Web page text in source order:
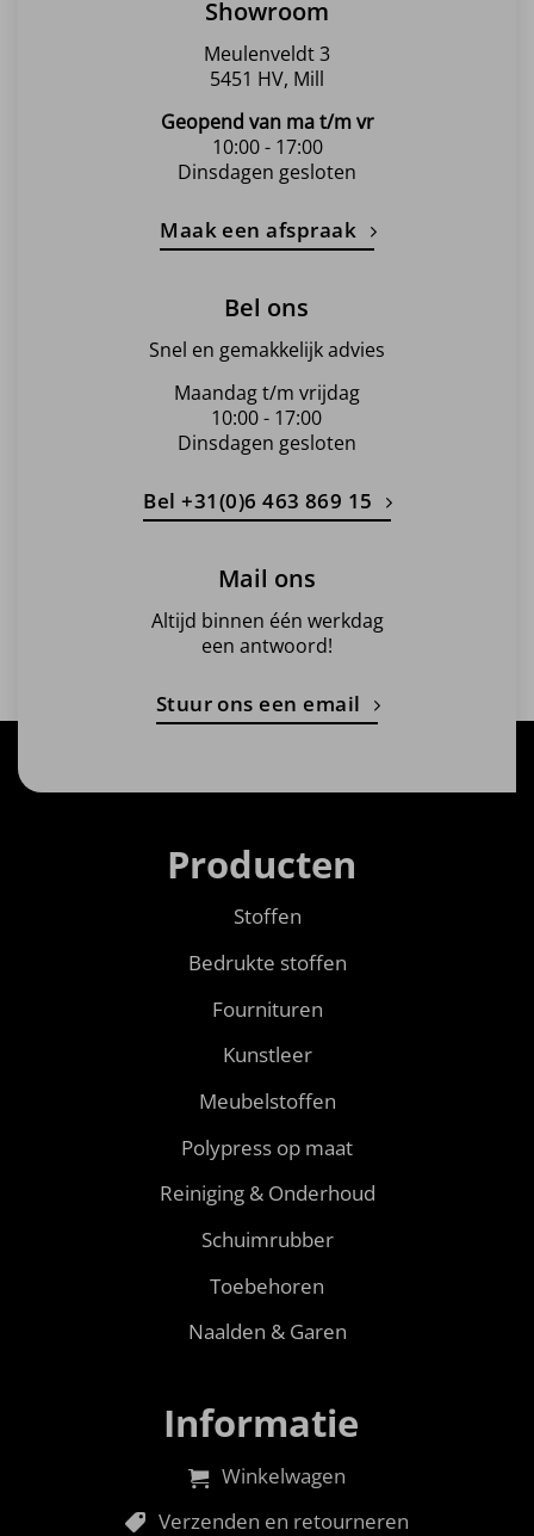
Showroom
Meulenveldt 3
5451 HV, Mill
Geopend van ma t/m vr
10:00 - 17:00
Dinsdagen gesloten
Maak een afspraak
Bel ons
Snel en gemakkelijk advies
Maandag t/m vrijdag
10:00 - 17:00
Dinsdagen gesloten
Bel +31(0)6 463 869 15
Mail ons
Altijd binnen één werkdag
een antwoord!
Stuur ons een email
Producten
Stoffen
Bedrukte stoffen
Fournituren
Kunstleer
Meubelstoffen
Polypress op maat
Reiniging & Onderhoud
Schuimrubber
Toebehoren
Naalden & Garen
Informatie
Winkelwagen
Verzenden en retourneren